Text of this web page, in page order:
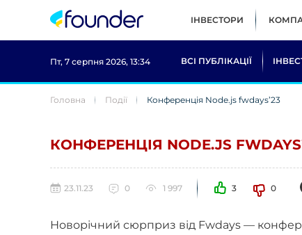
ІНВЕСТОРИ
Пт, 7 серпня 2026, 13:34 ВСІ ПУБЛІКАЦІЇ
Головна Події Конференція Node.js fwdays’23
КОНФЕРЕНЦІЯ NODE.JS
23.11.23 0 1 997 3 0
Новорічний сюрприз від Fwdays —